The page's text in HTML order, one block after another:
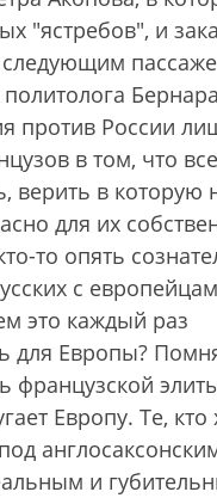
"ястребов", и
политолога
против России
в том, что
верить в которую
для их
то опять
с
это каждый раз
для Европы?
французской
Европу. Те, кто
и